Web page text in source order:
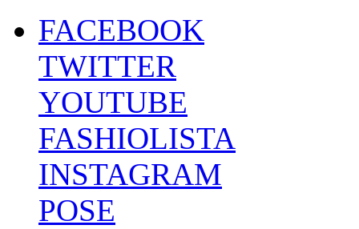
FACEBOOK
TWITTER
YOUTUBE
FASHIOLISTA
INSTAGRAM
POSE